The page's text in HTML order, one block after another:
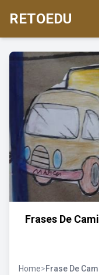
RETOEDU
Frases De
Home>Frase De